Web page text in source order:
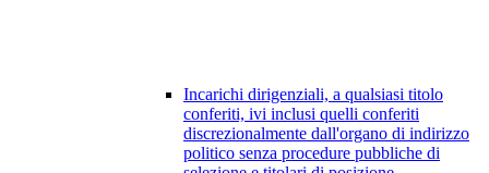
Incarichi dirigenziali, a qualsiasi titolo
conferiti, ivi inclusi quelli conferiti
discrezionalmente dall'organo di indirizzo
politico senza procedure pubbliche di